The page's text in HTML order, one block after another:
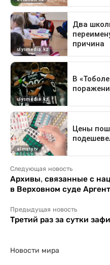
Следующая новость
Архивы, связанные с
в Верховном суде
Предыдущая новость
Третий раз за сутки
Новости мира